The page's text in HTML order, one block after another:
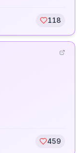
118
459